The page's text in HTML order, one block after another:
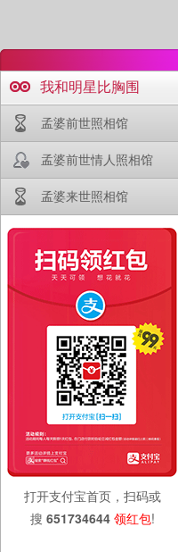
我和明星比胸围
孟婆前世照相馆
孟婆前世情人照相馆
孟婆来世照相馆
打开支付宝首页，扫码或
搜 651734644 领红包!